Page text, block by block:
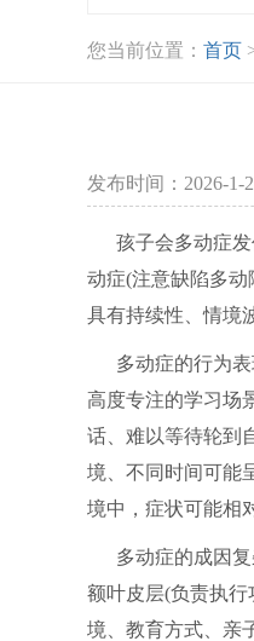
您当前位置： 首页
发布时间：2026-1-
孩子会多动症
动症(注意缺陷多
具有持续性、情境
多动症的行为
高度专注的学习场
话、难以等待轮到
境、不同时间可能
境中，症状可能相
多动症的成因
额叶皮层(负责执
境、教育方式、亲